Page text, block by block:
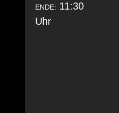
ENDE: 11:30
Uhr